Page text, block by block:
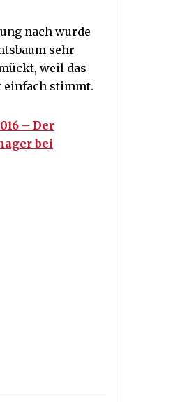
nach wurde
sehr
weil das
einfach stimmt.
– Der
bei